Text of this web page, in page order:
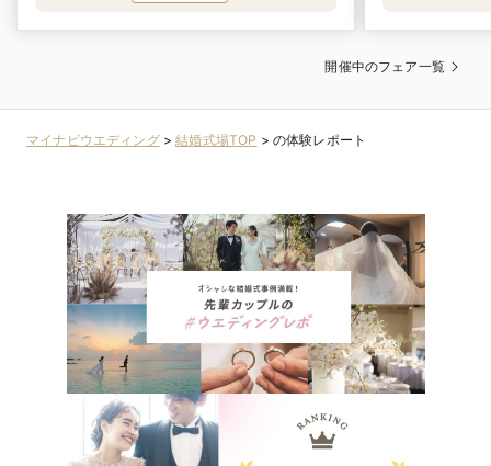
開催中のフェア一覧
マイナビウエディング>結婚式場TOP > の体験レポート